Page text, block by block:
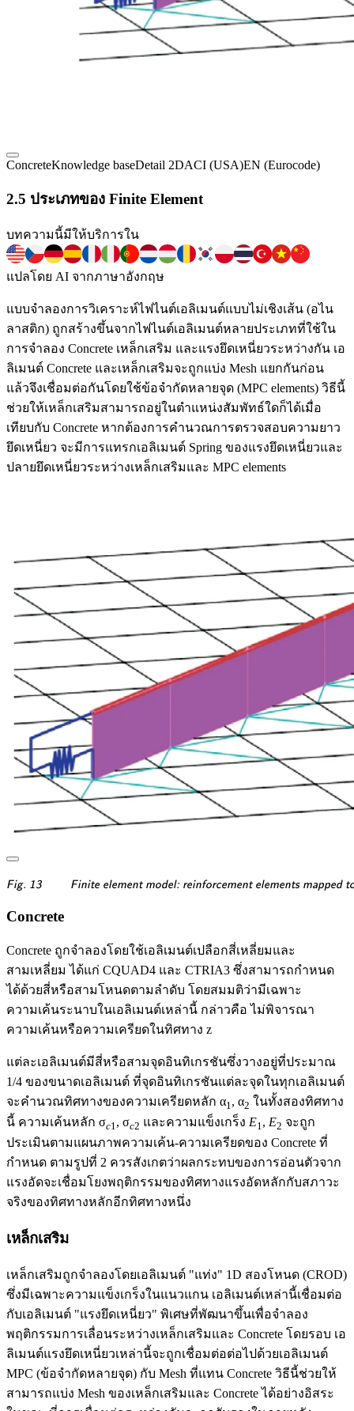
ConcreteKnowledge baseDetail 2DACI (USA)EN (Eurocode)
2.5 ประเภทของ Finite Element
บทความนี้มีให้บริการใน
แปลโดย AI จากภาษาอังกฤษ
แบบจำลองการวิเคราะห์ไฟไนต์เอลิเมนต์แบบไม่เชิงเส้น (อไน
ลาสติก) ถูกสร้างขึ้นจากไฟไนต์เอลิเมนต์หลายประเภทที่ใช้ใน
การจำลอง Concrete เหล็กเสริม และแรงยึดเหนี่ยวระหว่างกัน เอ
ลิเมนต์ Concrete และเหล็กเสริมจะถูกแบ่ง Mesh แยกกันก่อน
แล้วจึงเชื่อมต่อกันโดยใช้ข้อจำกัดหลายจุด (MPC elements) วิธีนี้
ช่วยให้เหล็กเสริมสามารถอยู่ในตำแหน่งสัมพัทธ์ใดก็ได้เมื่อ
เทียบกับ Concrete หากต้องการคำนวณการตรวจสอบความยาว
ยึดเหนี่ยว จะมีการแทรกเอลิเมนต์ Spring ของแรงยึดเหนี่ยวและ
ปลายยึดเหนี่ยวระหว่างเหล็กเสริมและ MPC elements
Fig. 13 Finite element model: reinforcement elements mapped
Concrete
Concrete ถูกจำลองโดยใช้เอลิเมนต์เปลือกสี่เหลี่ยมและ
สามเหลี่ยม ได้แก่ CQUAD4 และ CTRIA3 ซึ่งสามารถกำหนด
ได้ด้วยสี่หรือสามโหนดตามลำดับ โดยสมมติว่ามีเฉพาะ
ความเค้นระนาบในเอลิเมนต์เหล่านี้ กล่าวคือ ไม่พิจารณา
ความเค้นหรือความเครียดในทิศทาง z
แต่ละเอลิเมนต์มีสี่หรือสามจุดอินทิเกรชันซึ่งวางอยู่ที่ประมาณ
1/4 ของขนาดเอลิเมนต์ ที่จุดอินทิเกรชันแต่ละจุดในทุกเอลิเมนต์
จะคำนวณทิศทางของความเครียดหลัก α1, α2 ในทั้งสองทิศทาง
นี้ ความเค้นหลัก σc1, σc2 และความแข็งเกร็ง E1, E2 จะถูก
ประเมินตามแผนภาพความเค้น-ความเครียดของ Concrete ที่
กำหนด ตามรูปที่ 2 ควรสังเกตว่าผลกระทบของการอ่อนตัวจาก
แรงอัดจะเชื่อมโยงพฤติกรรมของทิศทางแรงอัดหลักกับสภาวะ
จริงของทิศทางหลักอีกทิศทางหนึ่ง
เหล็กเสริม
เหล็กเสริมถูกจำลองโดยเอลิเมนต์ "แท่ง" 1D สองโหนด (CROD)
ซึ่งมีเฉพาะความแข็งเกร็งในแนวแกน เอลิเมนต์เหล่านี้เชื่อมต่อ
กับเอลิเมนต์ "แรงยึดเหนี่ยว" พิเศษที่พัฒนาขึ้นเพื่อจำลอง
พฤติกรรมการเลื่อนระหว่างเหล็กเสริมและ Concrete โดยรอบ เอ
ลิเมนต์แรงยึดเหนี่ยวเหล่านี้จะถูกเชื่อมต่อต่อไปด้วยเอลิเมนต์
MPC (ข้อจำกัดหลายจุด) กับ Mesh ที่แทน Concrete วิธีนี้ช่วยให้
สามารถแบ่ง Mesh ของเหล็กเสริมและ Concrete ได้อย่างอิสระ